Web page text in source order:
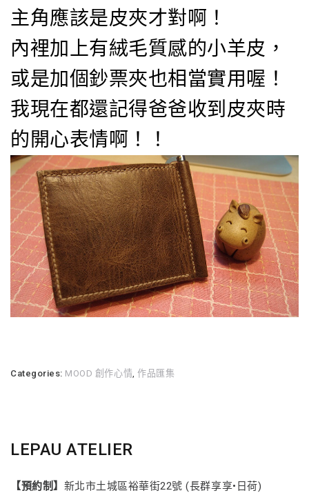
主角應該是皮夾才對啊！
內裡加上有絨毛質感的小羊皮，
或是加個鈔票夾也相當實用喔！
我現在都還記得爸爸收到皮夾時
的開心表情啊！！
Categories: MOOD 創作心情,作品匯集
LEPAU ATELIER
【預約制】 新北市土城區裕華街22號 (長群享享•日荷)